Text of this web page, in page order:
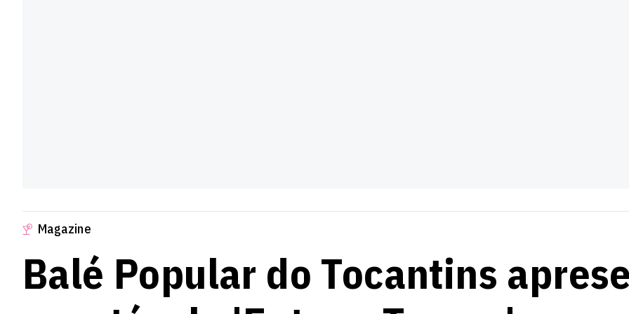
Magazine
Balé Popular do Tocantins